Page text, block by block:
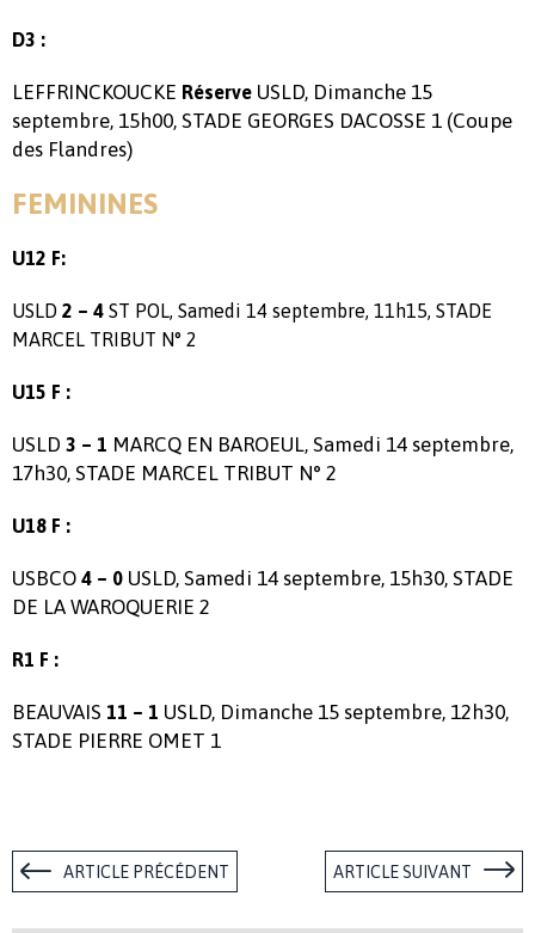
D3 :
LEFFRINCKOUCKE Réserve USLD, Dimanche 15
septembre, 15h00, STADE GEORGES DACOSSE 1 (Coupe
des Flandres)
FEMININES
U12 F:
USLD 2 – 4 ST POL, Samedi 14 septembre, 11h15, STADE
MARCEL TRIBUT N° 2
U15 F :
USLD 3 – 1 MARCQ EN BAROEUL, Samedi 14 septembre,
17h30, STADE MARCEL TRIBUT N° 2
U18 F :
USBCO 4 – 0 USLD, Samedi 14 septembre, 15h30, STADE
DE LA WAROQUERIE 2
R1 F :
BEAUVAIS 11 – 1 USLD, Dimanche 15 septembre, 12h30,
STADE PIERRE OMET 1
ARTICLE PRÉCÉDENT ARTICLE SUIVANT